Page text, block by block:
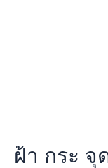
ฝ้า กระ จุ
Clinic